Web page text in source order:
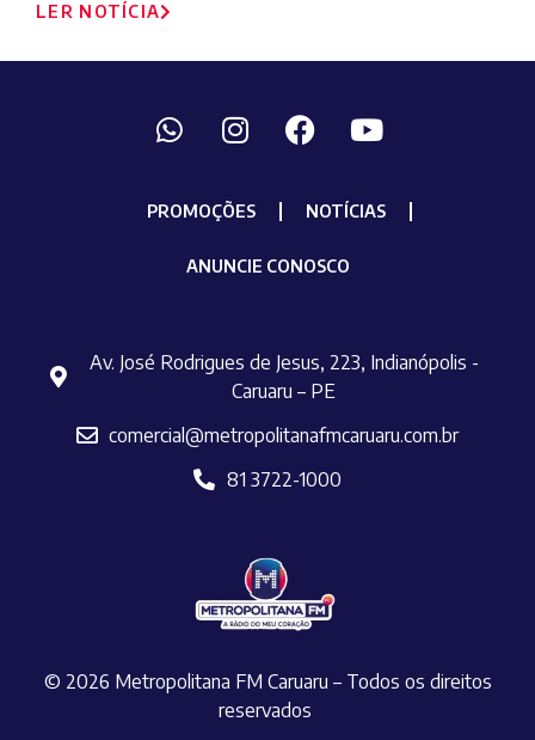
LER NOTÍCIA
PROMOÇÕES NOTÍCIAS
ANUNCIE CONOSCO
Av. José Rodrigues de Jesus, 223, Indianópolis -
Caruaru – PE
comercial@metropolitanafmcaruaru.com.br
81 3722-1000
© 2026 Metropolitana FM Caruaru – Todos os direitos
reservados